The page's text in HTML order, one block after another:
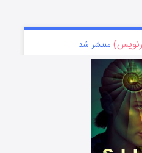
منتشر شد